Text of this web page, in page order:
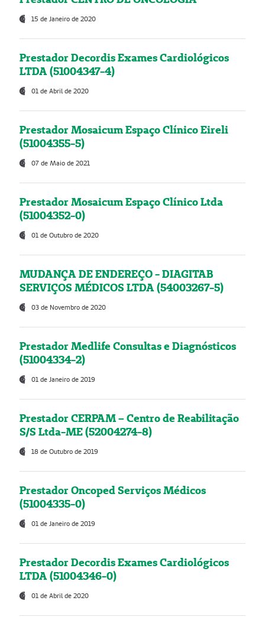
15 de Janeiro de 2020
Prestador Decordis Exames Cardiológicos
LTDA (51004347-4)
01 de Abril de 2020
Prestador Mosaicum Espaço Clínico Eireli
(51004355-5)
07 de Maio de 2021
Prestador Mosaicum Espaço Clínico Ltda
(51004352-0)
01 de Outubro de 2020
MUDANÇA DE ENDEREÇO - DIAGITAB
SERVIÇOS MÉDICOS LTDA (54003267-5)
03 de Novembro de 2020
Prestador Medlife Consultas e Diagnósticos
(51004334-2)
01 de Janeiro de 2019
Prestador CERPAM – Centro de Reabilitação
S/S Ltda-ME (52004274-8)
18 de Outubro de 2019
Prestador Oncoped Serviços Médicos
(51004335-0)
01 de Janeiro de 2019
Prestador Decordis Exames Cardiológicos
LTDA (51004346-0)
01 de Abril de 2020